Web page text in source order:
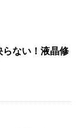
らない！液晶修